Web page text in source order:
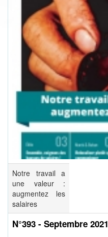
Notre travail a
une valeur :
augmentez les
salaires
N°393 - Septembre 2021